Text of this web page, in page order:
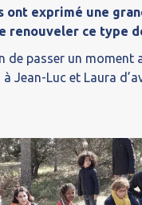
ont exprimé une
renouveler ce type
de passer un moment
à Jean-Luc et Laura